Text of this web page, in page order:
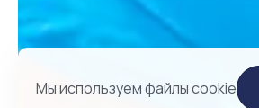
Мы используем файлы cookie